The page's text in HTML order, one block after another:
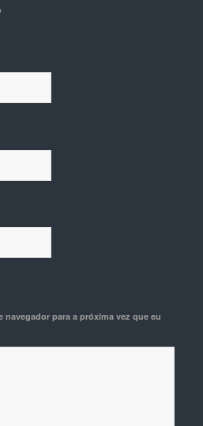
navegador para a próxima vez que eu